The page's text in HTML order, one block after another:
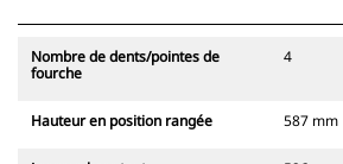
Nombre de dents/pointes de
fourche
4
Hauteur en position rangée 587 mm